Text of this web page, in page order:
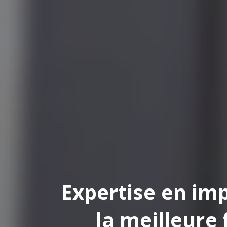
en
la meilleure finition